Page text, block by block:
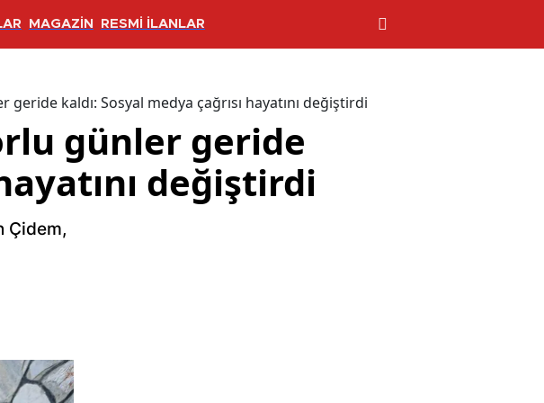
MAGAZİN RESMİ İLANLAR
geride kaldı: Sosyal medya çağrısı hayatını değiştirdi
günler geride
değiştirdi
Çidem,